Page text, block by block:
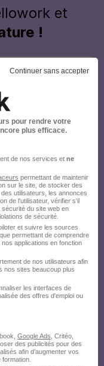
et
!
Continuer sans accepter
pour rendre votre
plus efficace.
de nos services et ne
permettant de maintenir
sur le site, de stocker des
utilisateurs, les annonces
de l'utilisateur, vérifier s'il
du site web en
de sécurité.
et suivre les sources
permettant de comprendre
applications en fonction
de nos utilisateurs afin
nos sites beaucoup plus
les interfaces de
des offres d'emploi ou
Google Ads , Critéo,
des publicités pour des
afin d’augmenter vos